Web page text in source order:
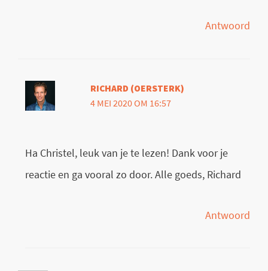
Antwoord
RICHARD (OERSTERK)
4 MEI 2020 OM 16:57
Ha Christel, leuk van je te lezen! Dank voor je
reactie en ga vooral zo door. Alle goeds, Richard
Antwoord